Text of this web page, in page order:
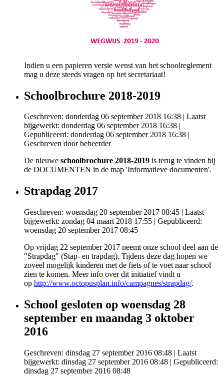
Indien u een papieren versie wenst van het schoolreglement
mag u deze steeds vragen op het secretariaat!
Schoolbrochure 2018-2019
Geschreven: donderdag 06 september 2018 16:38
Laatst
bijgewerkt: donderdag 06 september 2018 16:38
Gepubliceerd: donderdag 06 september 2018 16:38
Geschreven door beheerder
De nieuwe schoolbrochure 2018-2019 is terug te vinden bij
de DOCUMENTEN in de map 'Informatieve documenten'.
Strapdag 2017
Geschreven: woensdag 20 september 2017 08:45 | Laatst
bijgewerkt: zondag 04 maart 2018 17:55 | Gepubliceerd:
woensdag 20 september 2017 08:45
Op vrijdag 22 september 2017 neemt onze school deel aan de
"Strapdag" (Stap- en trapdag). Tijdens deze dag hopen we
zoveel mogelijk kinderen met de fiets of te voet naar school
zien te komen. Meer info over dit initiatief vindt u
op http://www.octopusplan.info/campagnes/strapdag/.
School gesloten op woensdag 28
september en maandag 3 oktober
2016
Geschreven: dinsdag 27 september 2016 08:48 | Laatst
bijgewerkt: dinsdag 27 september 2016 08:48 | Gepubliceerd:
dinsdag 27 september 2016 08:48